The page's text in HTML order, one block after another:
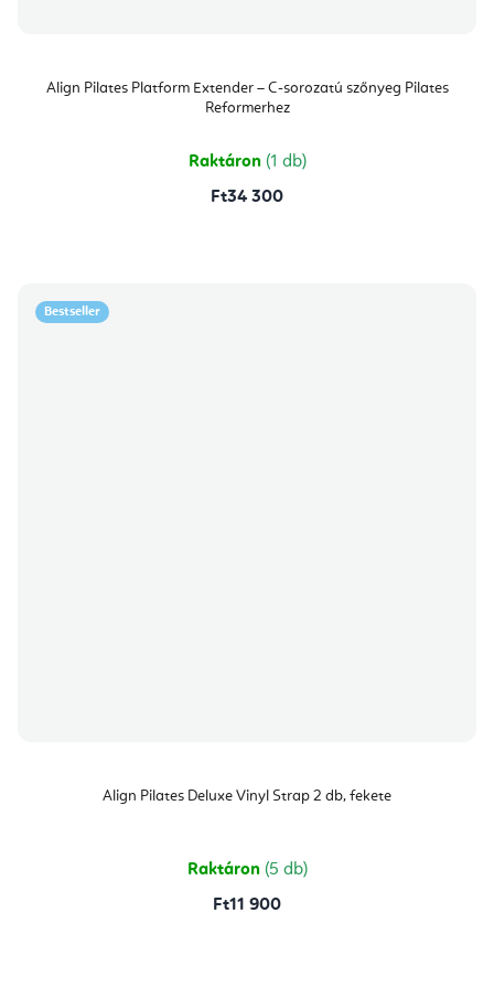
Align Pilates Platform Extender – C-sorozatú szőnyeg Pilates
Reformerhez
Raktáron (1 db)
Ft34 300
Bestseller
Align Pilates Deluxe Vinyl Strap 2 db, fekete
Raktáron (5 db)
Ft11 900